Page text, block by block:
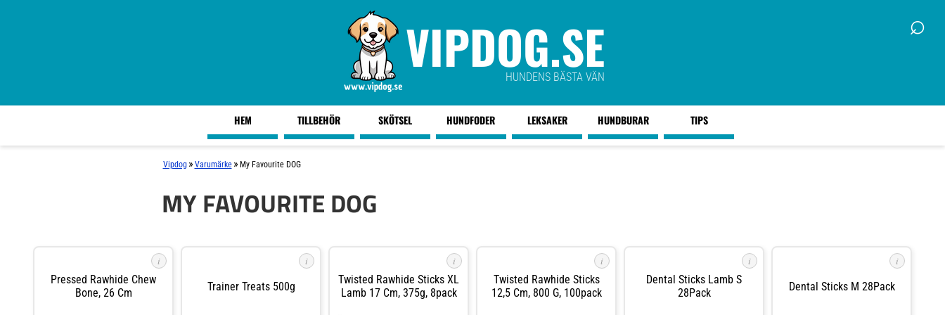
VIPDOG.SE
HUNDENS BÄSTA VÄN
⌕
HEM TILLBEHÖR SKÖTSEL HUNDFODER LEKSAKER HUNDBURAR TIPS
Vipdog » Varumärke » My Favourite DOG
MY FAVOURITE DOG
i
Pressed Rawhide Chew
Bone, 26 Cm
i
Trainer Treats 500g
i
Twisted Rawhide Sticks XL
Lamb 17 Cm, 375g, 8pack
i
Twisted Rawhide Sticks
12,5 Cm, 800 G, 100pack
i
Dental Sticks Lamb S
28Pack
i
Dental Sticks M 28Pack